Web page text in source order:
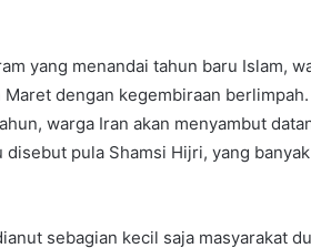
yang menandai tahun baru Islam,
dengan kegembiraan
warga Iran akan menyambut
pula Shamsi Hijri, yang
sebagian kecil saja masyarakat